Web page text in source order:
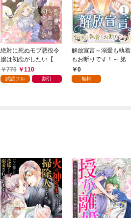
絶対に死ぬモブ悪役令
嬢は初恋がしたい【単
行本版】 1巻
770 110
試読フル 割引
解放宣言～溺愛も執着
もお断りです！～ 第1
話0
無料